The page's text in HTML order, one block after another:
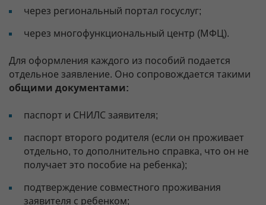
через региональный портал госуслуг;
через многофункциональный центр (МФЦ).
Для оформления каждого из пособий подается
отдельное заявление. Оно сопровождается такими
общими документами:
паспорт и СНИЛС заявителя;
паспорт второго родителя (если он проживает
отдельно, то дополнительно справка, что он не
получает это пособие на ребенка);
подтверждение совместного проживания
заявителя с ребенком;